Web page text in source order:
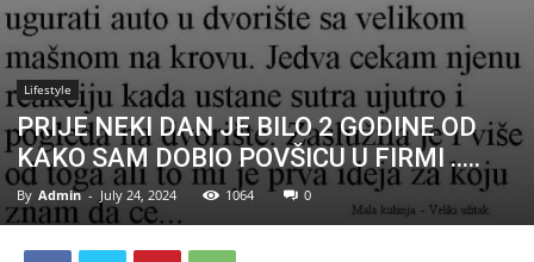
Lifestyle
PRIJE NEKI DAN JE BILO 2 GODINE OD
KAKO SAM DOBIO POVŠICU U FIRMI …..
By Admin - July 24, 2024 1064 0